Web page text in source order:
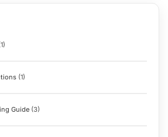
(1)
Guide (3)